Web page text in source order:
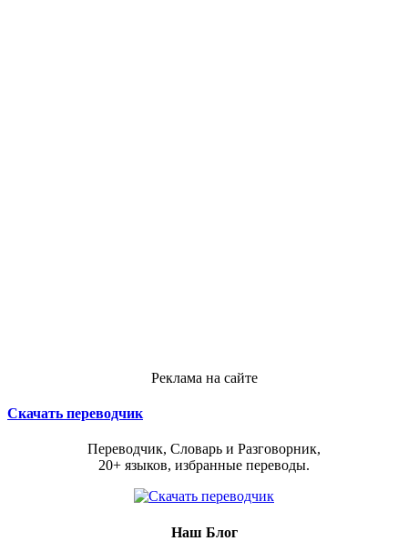
Реклама на сайте
Скачать переводчик
Переводчик, Словарь и Разговорник,
20+ языков, избранные переводы.
Наш Блог